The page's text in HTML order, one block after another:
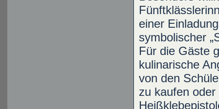
einer
symbolischer
Für die Gäste
kulinarische
von den
zu kaufen